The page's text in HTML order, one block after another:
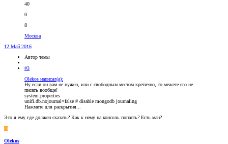
40
0
8
Москва
12 Май 2016
Автор темы
#3
Olekos написал(а):
Ну если он вам не нужен, или с свободным местом кретично, то межете его не
писать вообще!
system.properties
unifi.db.nojournal=false # disable mongodb journaling
Нажмите для раскрытия...
Это я ему где должен сказать? Как к нему на консоль попасть? Есть ман?
O
Olekos